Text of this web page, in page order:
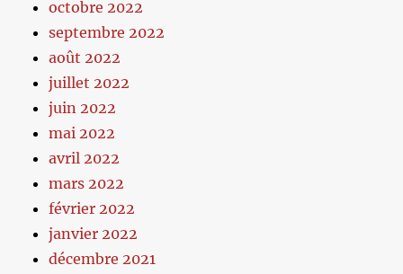
octobre 2022
septembre 2022
août 2022
juillet 2022
juin 2022
mai 2022
avril 2022
mars 2022
février 2022
janvier 2022
décembre 2021